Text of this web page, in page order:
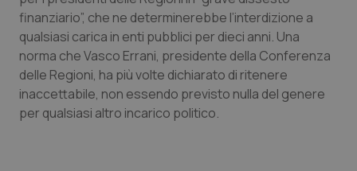
Sardegna
Sicilia
Toscana
Malattia di Crohn & Rettocolite Ulcerosa
Neuroscienze & patologie neurodegenerative
Obesità
finanziario”, che ne determinerebbe l’interdizione a
qualsiasi carica in enti pubblici per dieci anni. Una
norma che Vasco Errani, presidente della Conferenza
delle Regioni, ha più volte dichiarato di ritenere
inaccettabile, non essendo previsto nulla del genere
per qualsiasi altro incarico politico.